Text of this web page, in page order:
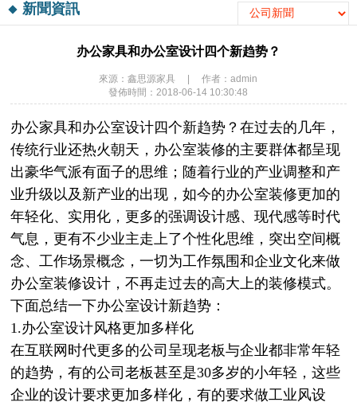
新聞資訊
办公家具和办公室设计四个新趋势？
來源：鑫思源家具
作者：admin
發佈時間：2018-06-14 10:30:48
办公家具和办公室设计四个新趋势？在过去的几年，
传统行业还热火朝天，办公室装修的主要群体都呈现
出豪华气派有面子的思维；随着行业的产业调整和产
业升级以及新产业的出现，如今的办公室装修更加的
年轻化、实用化，更多的强调设计感、现代感等时代
气息，更有不少业主走上了个性化思维，突出空间概
念、工作场景概念，一切为工作氛围和企业文化来做
办公室装修设计，不再走过去的高大上的装修模式。
下面总结一下办公室设计新趋势：
1.办公室设计风格更加多样化
在互联网时代更多的公司呈现老板与企业都非常年轻
的趋势，有的公司老板甚至是30多岁的小年轻，这些
企业的设计要求更加多样化，有的要求做工业风设